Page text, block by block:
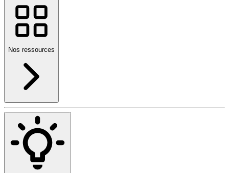
Nos ressources